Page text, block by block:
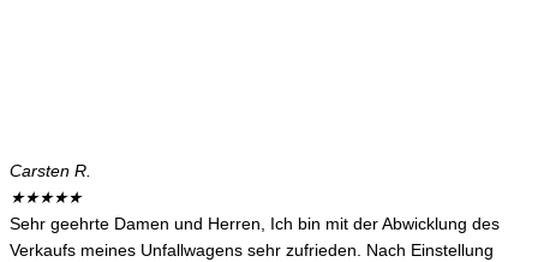
Carsten R.
★★★★★
Sehr geehrte Damen und Herren, Ich bin mit der Abwicklung des
Verkaufs meines Unfallwagens sehr zufrieden. Nach Einstellung